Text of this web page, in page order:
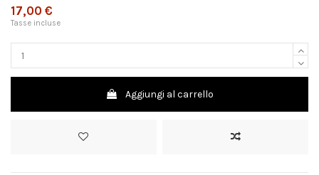
17,00 €
Tasse incluse
Aggiungi al carrello